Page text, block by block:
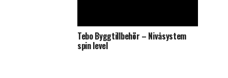
Tebo Byggtillbehör – Nivåsystem
spin level